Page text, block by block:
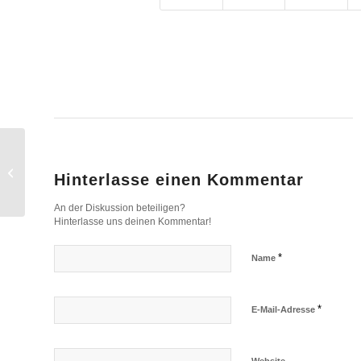
Hinterlasse einen Kommentar
An der Diskussion beteiligen?
Hinterlasse uns deinen Kommentar!
Name *
E-Mail-Adresse *
Stadtteilputzete 2017